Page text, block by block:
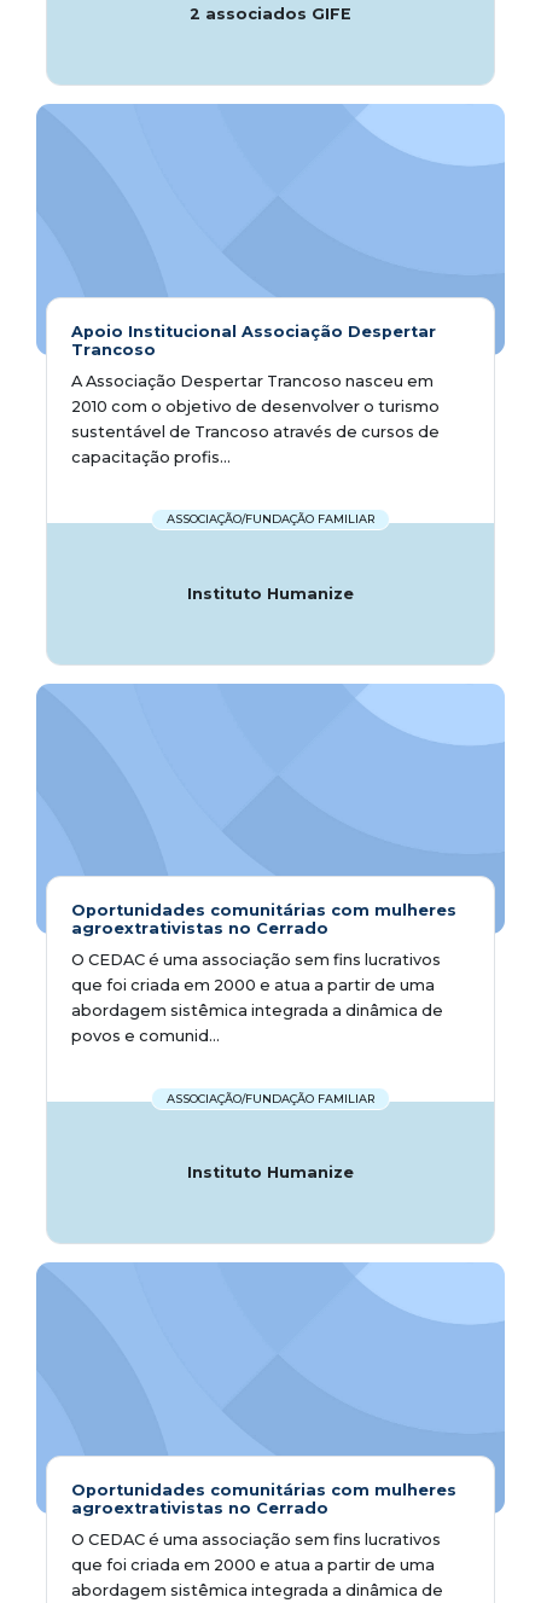
2 associados GIFE
Apoio Institucional Associação Despertar
Trancoso
A Associação Despertar Trancoso nasceu em
2010 com o objetivo de desenvolver o turismo
sustentável de Trancoso através de cursos de
capacitação profis...
ASSOCIAÇÃO/FUNDAÇÃO FAMILIAR
Instituto Humanize
Oportunidades comunitárias com mulheres
agroextrativistas no Cerrado
O CEDAC é uma associação sem fins lucrativos
que foi criada em 2000 e atua a partir de uma
abordagem sistêmica integrada a dinâmica de
povos e comunid...
ASSOCIAÇÃO/FUNDAÇÃO FAMILIAR
Instituto Humanize
Oportunidades comunitárias com mulheres
agroextrativistas no Cerrado
O CEDAC é uma associação sem fins lucrativos
que foi criada em 2000 e atua a partir de uma
abordagem sistêmica integrada a dinâmica de